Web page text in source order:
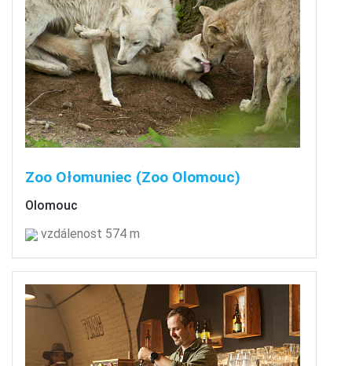
Zoo Ołomuniec (Zoo Olomouc)
Olomouc
vzdálenost 574 m